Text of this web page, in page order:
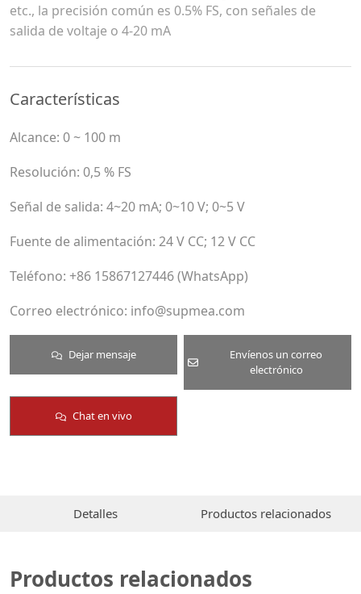
etc., la precisión común es 0.5% FS, con señales de
salida de voltaje o 4-20 mA
Características
Alcance: 0 ~ 100 m
Resolución: 0,5 % FS
Señal de salida: 4~20 mA; 0~10 V; 0~5 V
Fuente de alimentación: 24 V CC; 12 V CC
Teléfono: +86 15867127446 (WhatsApp)
Correo electrónico: info@supmea.com
Dejar mensaje
Envíenos un correo
electrónico
Chat en vivo
Detalles Productos relacionados
Productos relacionados